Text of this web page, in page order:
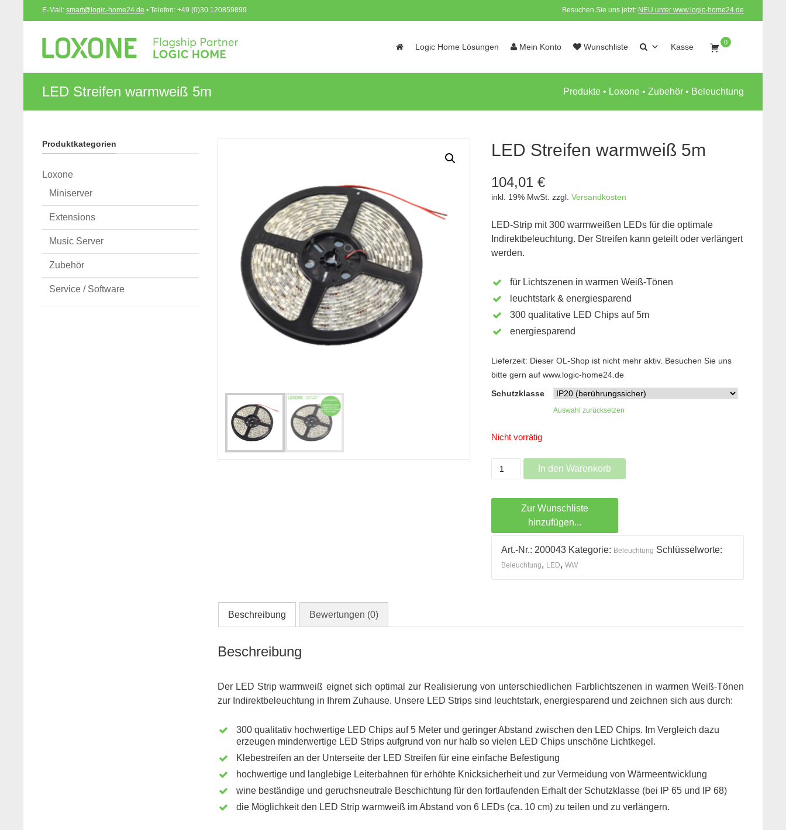
Besuchen Sie uns jetzt: NEU unter www.logic-home24.de
E-Mail: smart@logic-home24.de • Telefon: +49 (0)30 120859899
Logic Home Lösungen Mein Konto Wunschliste Kasse 0
LED Streifen warmweiß 5m Produkte • Loxone • Zubehör • Beleuchtung
LED Streifen warmweiß 5m
104,01 €
inkl. 19% MwSt. zzgl. Versandkosten
LED-Strip mit 300 warmweißen LEDs für die optimale
Indirektbeleuchtung. Der Streifen kann geteilt oder verlängert
werden.
für Lichtszenen in warmen Weiß-Tönen
leuchtstark & energiesparend
300 qualitative LED Chips auf 5m
energiesparend
Lieferzeit: Dieser OL-Shop ist nicht mehr aktiv. Besuchen Sie uns
bitte gern auf www.logic-home24.de
Schutzklasse
Auswahl zurücksetzen
Nicht vorrätig
LED
Streifen
In den Warenkorb
Zur Wunschliste
hinzufügen...
Art.-Nr.: 200043 Kategorie: Beleuchtung Schlüsselworte:
Beleuchtung, LED, WW
Beschreibung Bewertungen (0)
Beschreibung
Der LED Strip warmweiß eignet sich optimal zur Realisierung von unterschiedlichen Farblichtszenen in warmen Weiß-Tönen
zur Indirektbeleuchtung in Ihrem Zuhause. Unsere LED Strips sind leuchtstark, energiesparend und zeichnen sich aus durch:
300 qualitativ hochwertige LED Chips auf 5 Meter und geringer Abstand zwischen den LED Chips. Im Vergleich dazu
erzeugen minderwertige LED Strips aufgrund von nur halb so vielen LED Chips unschöne Lichtkegel.
Klebestreifen an der Unterseite der LED Streifen für eine einfache Befestigung
hochwertige und langlebige Leiterbahnen für erhöhte Knicksicherheit und zur Vermeidung von Wärmeentwicklung
wine beständige und geruchsneutrale Beschichtung für den fortlaufenden Erhalt der Schutzklasse (bei IP 65 und IP 68)
die Möglichkeit den LED Strip warmweiß im Abstand von 6 LEDs (ca. 10 cm) zu teilen und zu verlängern.
Produktkategorien
Loxone
Miniserver
Extensions
Music Server
Zubehör
Service / Software